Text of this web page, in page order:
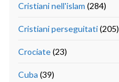
Cristiani nell'islam (284)
Cristiani perseguitati(205)
Crociate(23)
Cuba (39)